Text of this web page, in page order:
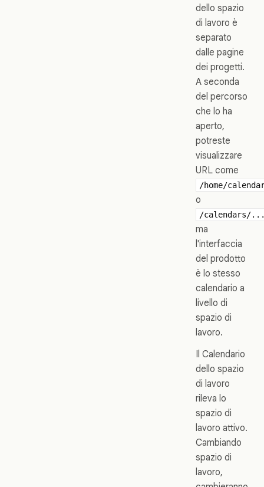
dello spazio
di lavoro è
separato
dalle pagine
dei progetti.
A seconda
del percorso
che lo ha
aperto,
potreste
visualizzare
URL come
/home/
o
/calendars/
ma
l'interfaccia
del prodotto
è lo stesso
calendario a
livello di
spazio di
lavoro.
Il Calendario
dello spazio
di lavoro
rileva lo
spazio di
lavoro attivo.
Cambiando
spazio di
lavoro,